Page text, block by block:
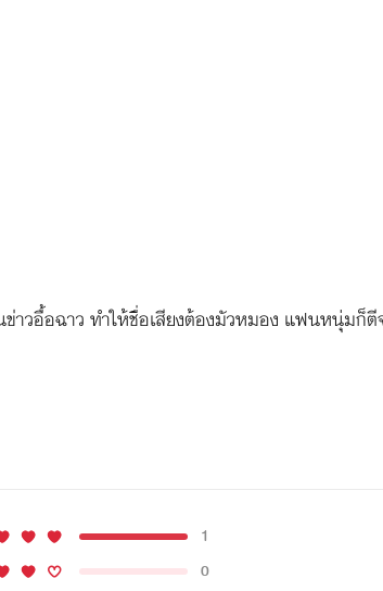
ข่าวอื้อฉาว ทำให้ชื่อเสียงต้องมัวหมอง แฟนหนุ่มก็
1
0